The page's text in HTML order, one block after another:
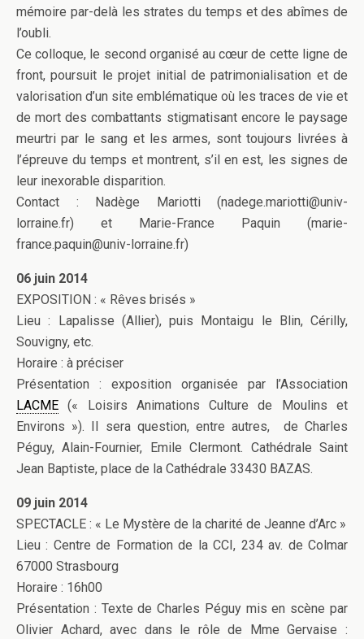
mémoire par-delà les strates du temps et des abîmes de
l’oubli.
Ce colloque, le second organisé au cœur de cette ligne de
front, poursuit le projet initial de patrimonialisation et de
valorisation d’un site emblématique où les traces de vie et
de mort des combattants stigmatisant encore le paysage
meurtri par le sang et les armes, sont toujours livrées à
l’épreuve du temps et montrent, s’il en est, les signes de
leur inexorable disparition.
Contact : Nadège Mariotti (nadege.mariotti@univ-
lorraine.fr) et Marie-France Paquin (marie-
france.paquin@univ-lorraine.fr)
06 juin 2014
EXPOSITION : « Rêves brisés »
Lieu : Lapalisse (Allier), puis Montaigu le Blin, Cérilly,
Souvigny, etc.
Horaire : à préciser
Présentation : exposition organisée par l’Association
LACME (« Loisirs Animations Culture de Moulins et
Environs »). Il sera question, entre autres, de Charles
Péguy, Alain-Fournier, Emile Clermont. Cathédrale Saint
Jean Baptiste, place de la Cathédrale 33430 BAZAS.
09 juin 2014
SPECTACLE : « Le Mystère de la charité de Jeanne d’Arc »
Lieu : Centre de Formation de la CCI, 234 av. de Colmar
67000 Strasbourg
Horaire : 16h00
Présentation : Texte de Charles Péguy mis en scène par
Olivier Achard, avec dans le rôle de Mme Gervaise :